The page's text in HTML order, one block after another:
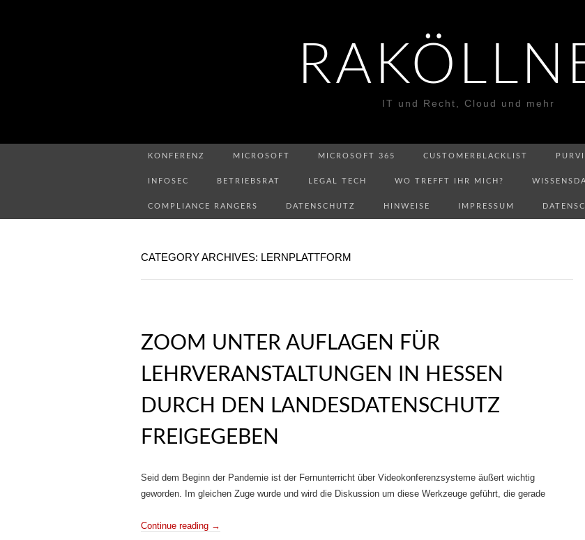
IT und Recht, Cloud und mehr
KONFERENZ MICROSOFT MICROSOFT 365 CUSTOMERBLACKLIST
INFOSEC BETRIEBSRAT LEGAL TECH WO TREFFT IHR MICH?
COMPLIANCE RANGERS DATENSCHUTZ HINWEISE IMPRESSUM
CATEGORY ARCHIVES: LERNPLATTFORM
ZOOM UNTER AUFLAGEN FÜR
LEHRVERANSTALTUNGEN IN HESSEN
DURCH DEN LANDESDATENSCHUTZ
FREIGEGEBEN
Seid dem Beginn der Pandemie ist der Fernunterricht über Videokonferenzsysteme äußert wichtig
geworden. Im gleichen Zuge wurde und wird die Diskussion um diese Werkzeuge geführt, die gerade
Continue reading →